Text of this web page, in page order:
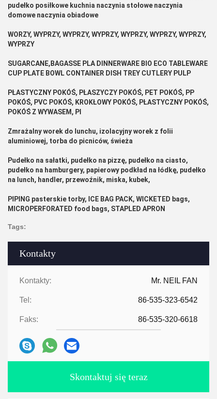
Kontakty
Kontakty: Mr. NEIL FAN
Tel: 86-535-323-6542
Faks: 86-535-320-6618
Skontaktuj się teraz
pudełko posiłkowe kuchnia naczynia stołowe naczynia
domowe naczynia obiadowe
WORZY, WYPRZY, WYPRZY, WYPRZY, WYPRZY, WYPRZY, WYPRZY,
WYPRZY
SUGARCANE,BAGASSE PLA DINNERWARE BIO ECO TABLEWARE
CUP PLATE BOWL CONTAINER DISH TREY CUTLERY PULP
PŁASTYCZNY POKÓŚ, PŁASZYCZY POKÓŚ, PET POKÓŚ, PP
POKÓŚ, PVC POKÓŚ, KROKŁOWY POKÓŚ, PŁASTYCZNY POKÓŚ,
POKÓŚ Z WYWASEM, PI
Zmrażalny worek do lunchu, izolacyjny worek z folii
aluminiowej, torba do picniców, świeża
Pudełko na sałatki, pudełko na pizzę, pudełko na ciasto,
pudełko na hamburgery, papierowy podkład na łódkę, pudełko
na lunch, handler, przewoźnik, miska, kubek,
PIPING pasterskie torby, ICE BAG PACK, WICKETED bags,
MICROPERFORATED food bags, STAPLED APRON
Tags: